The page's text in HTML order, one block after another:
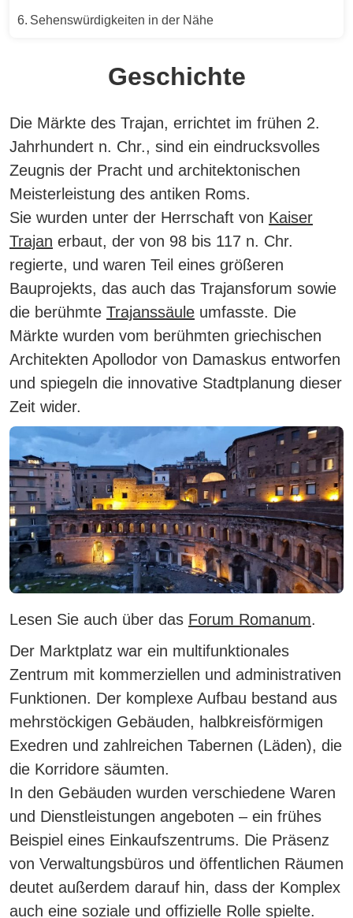
Sehenswürdigkeiten in der Nähe
Geschichte
Die Märkte des Trajan, errichtet im frühen 2.
Jahrhundert n. Chr., sind ein eindrucksvolles
Zeugnis der Pracht und architektonischen
Meisterleistung des antiken Roms.
Sie wurden unter der Herrschaft von Kaiser
Trajan erbaut, der von 98 bis 117 n. Chr.
regierte, und waren Teil eines größeren
Bauprojekts, das auch das Trajansforum sowie
die berühmte Trajanssäule umfasste. Die
Märkte wurden vom berühmten griechischen
Architekten Apollodor von Damaskus entworfen
und spiegeln die innovative Stadtplanung dieser
Zeit wider.
Lesen Sie auch über das Forum Romanum.
Der Marktplatz war ein multifunktionales
Zentrum mit kommerziellen und administrativen
Funktionen. Der komplexe Aufbau bestand aus
mehrstöckigen Gebäuden, halbkreisförmigen
Exedren und zahlreichen Tabernen (Läden), die
die Korridore säumten.
In den Gebäuden wurden verschiedene Waren
und Dienstleistungen angeboten – ein frühes
Beispiel eines Einkaufszentrums. Die Präsenz
von Verwaltungsbüros und öffentlichen Räumen
deutet außerdem darauf hin, dass der Komplex
auch eine soziale und offizielle Rolle spielte.